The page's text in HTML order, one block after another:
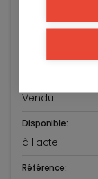
Adresse:
Vendu
Disponible:
à l'acte
Référence: